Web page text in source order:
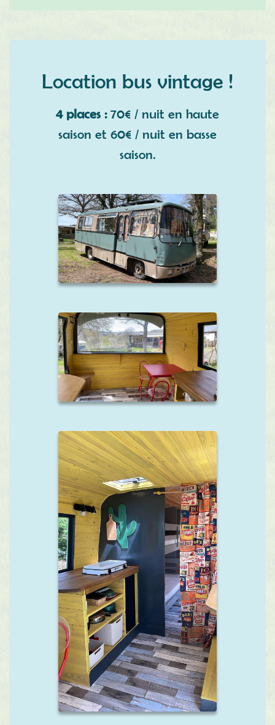
Location bus vintage !
4 places :70€ / nuit en haute
saison et 60€ / nuit en basse
saison.